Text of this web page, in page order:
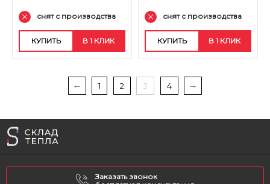
снят с производства
КУПИТЬ В 1 КЛИК
снят с производства
КУПИТЬ В 1 КЛИК
1 2 3 4
Заказать звонок